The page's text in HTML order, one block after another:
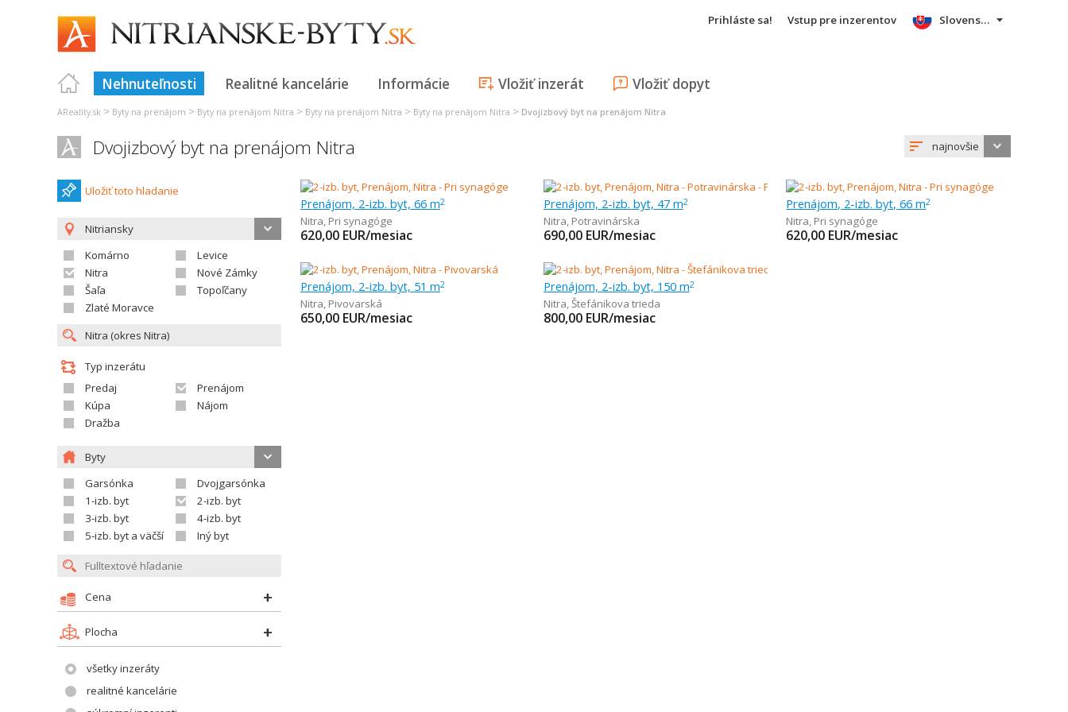
Prihláste sa! Vstup pre inzerentov
Nehnuteľnosti Realitné kancelárie Informácie Vložiť inzerát Vložiť dopyt
Slovensky
AReality.sk > Byty na prenájom > Byty na prenájom Nitra > Byty na prenájom Nitra > Byty na prenájom Nitra > Dvojizbový byt na prenájom Nitra
Dvojizbový byt na prenájom Nitra najnovšie
Uložiť toto hladanie
Nitriansky
Komárno
Levice
Nitra
Nové Zámky
Šaľa
Topoľčany
Zlaté Moravce
Typ inzerátu
Predaj
Prenájom
Kúpa
Nájom
Dražba
Byty
Garsónka
Dvojgarsónka
1-izb. byt
2-izb. byt
3-izb. byt
4-izb. byt
5-izb. byt a väčší
Iný byt
Cena
Plocha
všetky inzeráty
realitné kancelárie
Prenájom, 2-izb. byt, 66 m2
Nitra, Pri synagóge
620,00 EUR/mesiac
Prenájom, 2-izb. byt, 47 m2
Nitra, Potravinárska
690,00 EUR/mesiac
Prenájom, 2-izb. byt, 66 m2
Nitra, Pri synagóge
620,00 EUR/mesiac
Prenájom, 2-izb. byt, 51 m2
Nitra, Pivovarská
650,00 EUR/mesiac
Prenájom, 2-izb. byt, 150 m2
Nitra,Štefánikova trieda
800,00 EUR/mesiac